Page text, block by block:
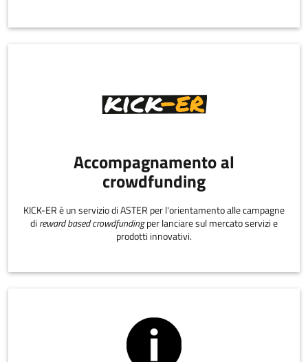
Accompagnamento al
crowdfunding
KICK-ER è un servizio di ASTER per l'orientamento alle campagne
di reward based crowdfundingper lanciare sul mercato servizi e
prodotti innovativi.